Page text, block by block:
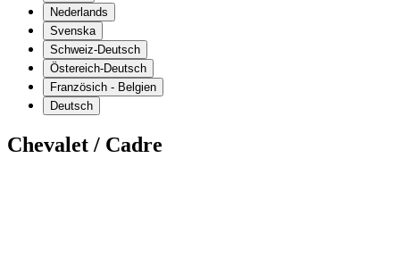
Nederlands
Svenska
Schweiz-Deutsch
Östereich-Deutsch
Französich - Belgien
Deutsch
Chevalet / Cadre